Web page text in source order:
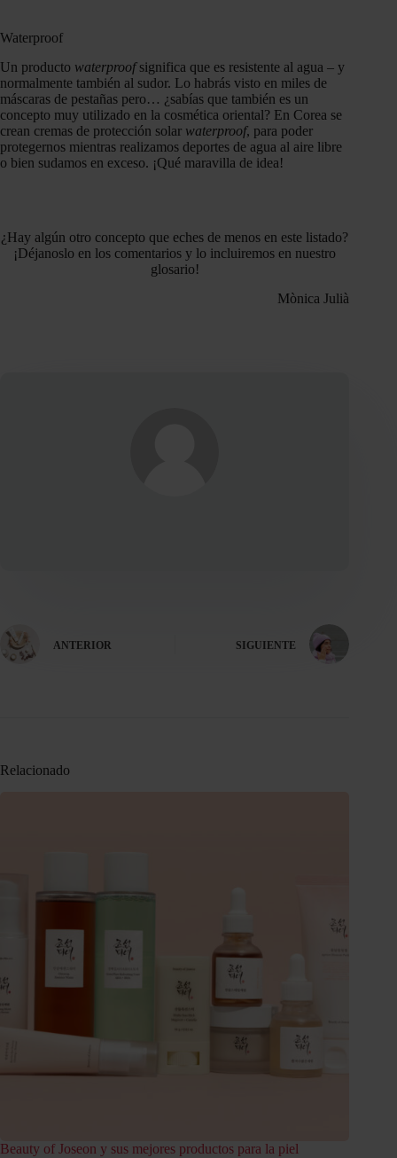
Waterproof
Un producto waterproofsignifica que es resistente al agua – y
normalmente también al sudor. Lo habrás visto en miles de
máscaras de pestañas pero… ¿sabías que también es un
concepto muy utilizado en la cosmética oriental? En Corea se
crean cremas de protección solar waterproof, para poder
protegernos mientras realizamos deportes de agua al aire libre
o bien sudamos en exceso. ¡Qué maravilla de idea!
¿Hay algún otro concepto que eches de menos en este listado?
¡Déjanoslo en los comentarios y lo incluiremos en nuestro
glosario!
Mònica Julià
ANTERIOR SIGUIENTE
Relacionado
Beauty of Joseon y sus mejores productos para la piel